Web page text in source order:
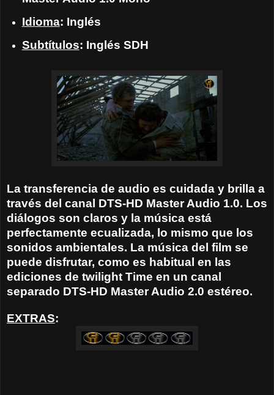
Idioma: Inglés
Subtítulos: Inglés SDH
La transferencia de audio es cuidada y brilla a
través del canal DTS-HD Master Audio 1.0. Los
diálogos son claros y la música está
perfectamente ecualizada, lo mismo que los
sonidos ambientales. La música del film se
puede disfrutar, como es habitual en las
ediciones de twilight Time en un canal
separado DTS-HD Master Audio 2.0 estéreo.
EXTRAS: